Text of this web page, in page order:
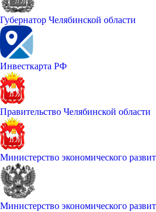
Губернатор Челябинской области
Инвесткарта РФ
Правительство Челябинской области
Министерство экономического
Министерство экономического